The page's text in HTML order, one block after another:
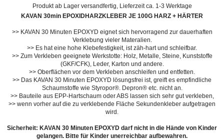
Produkt ab Lager versandfertig, Lieferzeit ca. 1-3 Werktage
KAVAN 30min EPOXIDHARZKLEBER JE 100G HARZ + HÄRTER
>> KAVAN 30 Minuten EPOXYD eignet sich hervorragend zur dauerhaften
Verklebung vieler Materalien.
>> Es hat eine hohe Klebefestigkeit, ist zäh-hart und schleifbar.
>> Zum Verkleben geeignete Werkstotte: Holz, Metalle, Steine, Kunststoffe
(GKF/CFK), Leder, Karton und andere.
>> Oberflächen vor dem Verkleben anschleifen und entfetten.
>> Das KAVAN 30 Minuten EPOXYD lösungsfrei ist, greift es empfindliche
Schaumstoffe wie Styropor®. Depron® etc. nicht an.
>> Bauteile aus EPP-Hartschaum oder ABS lassen sich sehr gut verkleben,
>> wenn vorher auf die zu verklebende Fläche Sekundenkleber aufgetragen
wird.
Sicherheit: KAVAN 30 Minuten EPOXYD darf nicht in die Hände von Kinder
gelangen. Bitte für Kinder unerreichbar aufbewahren.